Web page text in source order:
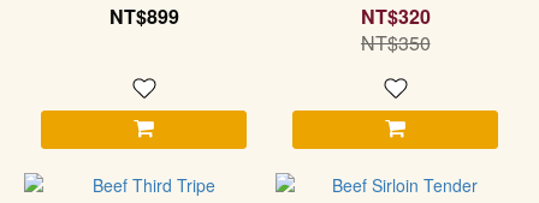
NT$899
NT$320
NT$350